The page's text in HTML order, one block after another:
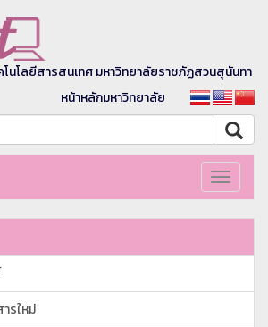
โนโลยีสารสนเทศ มหาวิทยาลัยราชภัฏสวนสุนันทา
หน้าหลักมหาวิทยาลัย
Toggle
รใหม่